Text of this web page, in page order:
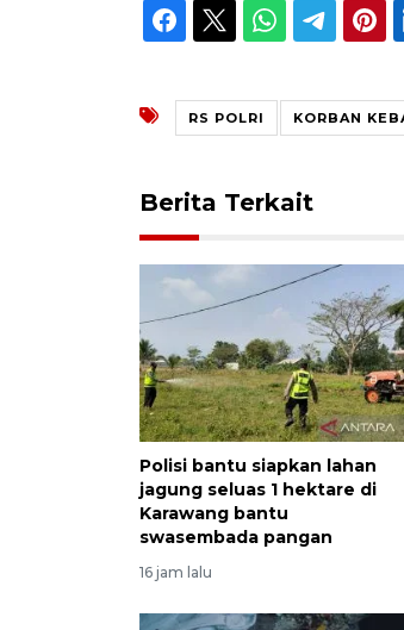
RS POLRI KORBAN
Berita Terkait
Polisi bantu siapkan lahan
jagung seluas 1 hektare di
Karawang bantu
swasembada pangan
16 jam lalu